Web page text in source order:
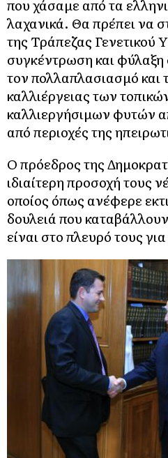
που χάσαμε από τα
λαχανικά. Θα πρέπει να
της Τράπεζας Γενετικού
συγκέντρωση και
τον πολλαπλασιασμό και
καλλιέργειας των
καλλιεργήσιμων φυτών
από περιοχές της
Ο πρόεδρος της
ιδιαίτερη προσοχή τους
οποίος όπως ανέφερε
δουλειά που
είναι στο πλευρό τους